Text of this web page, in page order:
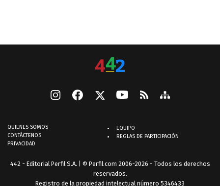
QUIENES SOMOS
CONTÁCTENOS
PRIVACIDAD
EQUIPO
REGLAS DE PARTICIPACIÓN
442 - Editorial Perfil S.A. | © Perfil.com 2006-2026 - Todos los derechos
reservados.
Registro de la propiedad intelectual número 5346433